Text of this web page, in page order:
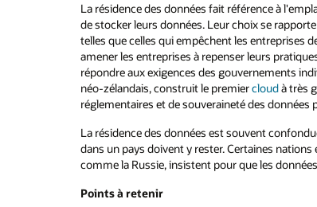
La résidence des données fait référence à
de stocker leurs données. Leur choix se
telles que celles qui empêchent les entreprises
amener les entreprises à repenser leurs
répondre aux exigences des gouvernements
néo-zélandais, construit le premiercloudà très
réglementaires et de souveraineté des données
La résidence des données est souvent
dans un pays doivent y rester. Certaines
comme la Russie, insistent pour que les
Points à retenir